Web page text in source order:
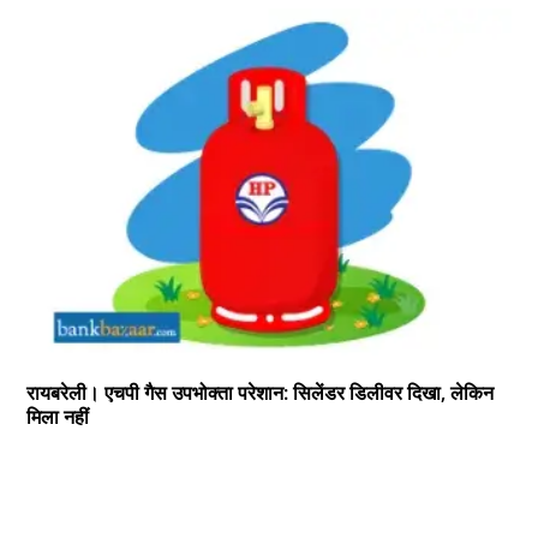
रायबरेली। एचपी गैस उपभोक्ता परेशान: सिलेंडर डिलीवर दिखा, लेकिन
मिला नहीं